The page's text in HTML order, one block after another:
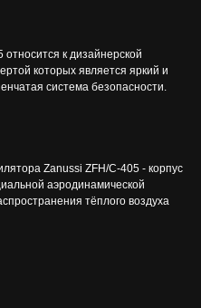
к дизайнерской
которых является яркий и
система безопасности.
Zanussi ZFH/C-405 - корпус
аэродинамической
тёплого воздуха